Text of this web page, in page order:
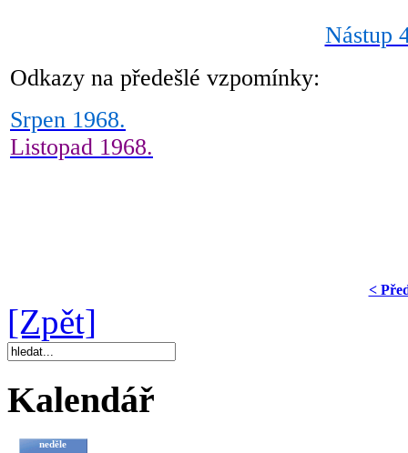
Nástup
Odkazy na předešlé vzpomínky:
Srpen 1968.
Listopad 1968.
<
[Zpět]
Kalendář
neděle